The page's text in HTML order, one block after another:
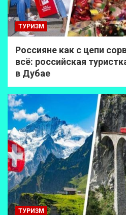
ТУРИЗМ
Россияне как с цепи
всё: российская
в Дубае
ТУРИЗМ